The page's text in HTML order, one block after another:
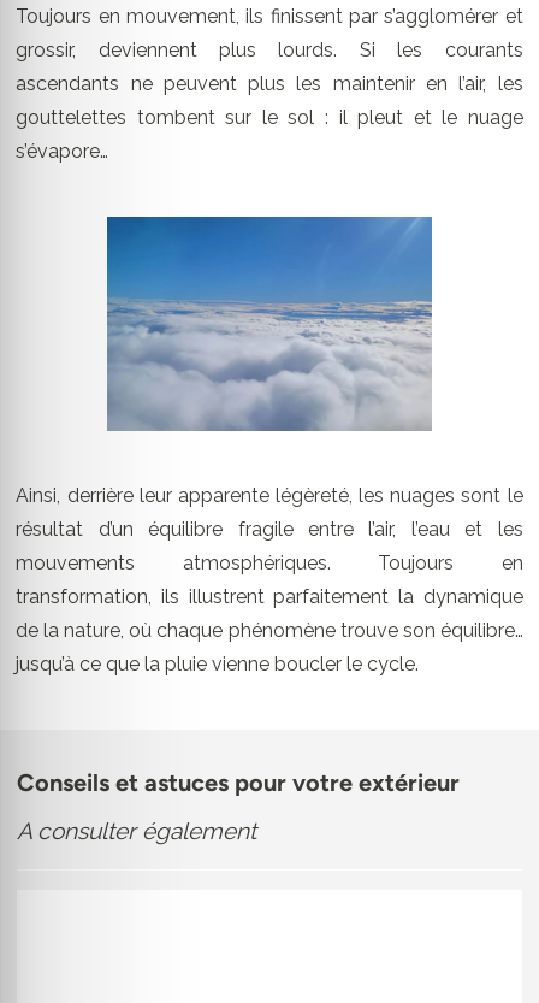
Toujours en mouvement, ils finissent par s’agglomérer et
grossir, deviennent plus lourds. Si les courants
ascendants ne peuvent plus les maintenir en l’air, les
gouttelettes tombent sur le sol : il pleut et le nuage
s’évapore…
Ainsi, derrière leur apparente légèreté, les nuages sont le
résultat d’un équilibre fragile entre l’air, l’eau et les
mouvements atmosphériques. Toujours en
transformation, ils illustrent parfaitement la dynamique
de la nature, où chaque phénomène trouve son équilibre…
jusqu’à ce que la pluie vienne boucler le cycle.
Conseils et astuces pour votre extérieur
A consulter également